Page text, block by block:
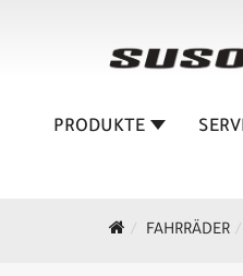
PRODUKTE
FAHRRÄDER